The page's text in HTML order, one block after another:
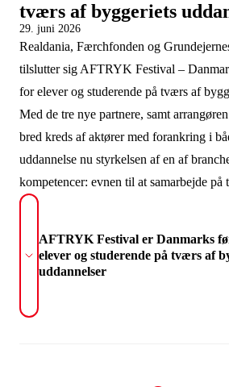
tværs af byggeriets
29. juni 2026
Realdania, Færchfonden og
tilslutter sig AFTRYK Festival –
for elever og studerende på tværs af
Med de tre nye partnere, samt
bred kreds af aktører med forankring i
uddannelse nu styrkelsen af en af
kompetencer: evnen til at samarbejde på
AFTRYK Festival er Danmarks
elever og studerende på tværs af
uddannelser